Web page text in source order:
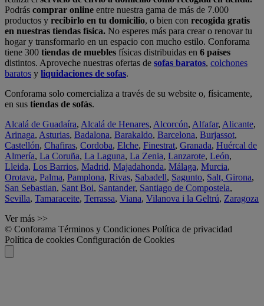
Podrás comprar online entre nuestra gama de más de 7.000
productos y recibirlo en tu domicilio, o bien con recogida gratis
en nuestras tiendas física. No esperes más para crear o renovar tu
hogar y transformarlo en un espacio con mucho estilo. Conforama
tiene 300 tiendas de muebles físicas distribuidas en 6 países
distintos. Aproveche nuestras ofertas de sofas baratos, colchones
baratos y liquidaciones de sofas.
Conforama solo comercializa a través de su website o, físicamente,
en sus tiendas de sofás.
Alcalá de Guadaíra, Alcalá de Henares, Alcorcón, Alfafar, Alicante,
Arinaga, Asturias, Badalona, Barakaldo, Barcelona, Burjassot,
Castellón, Chafiras, Cordoba, Elche, Finestrat, Granada, Huércal de
Almería, La Coruña, La Laguna, La Zenia, Lanzarote, León,
Lleida, Los Barrios, Madrid, Majadahonda, Málaga, Murcia,
Orotava, Palma, Pamplona, Rivas, Sabadell, Sagunto, Salt, Girona,
San Sebastian, Sant Boi, Santander, Santiago de Compostela,
Sevilla, Tamaraceite, Terrassa, Viana, Vilanova i la Geltrú, Zaragoza
Ver más >>
© Conforama Términos y Condiciones Política de privacidad
Política de cookies Configuración de Cookies